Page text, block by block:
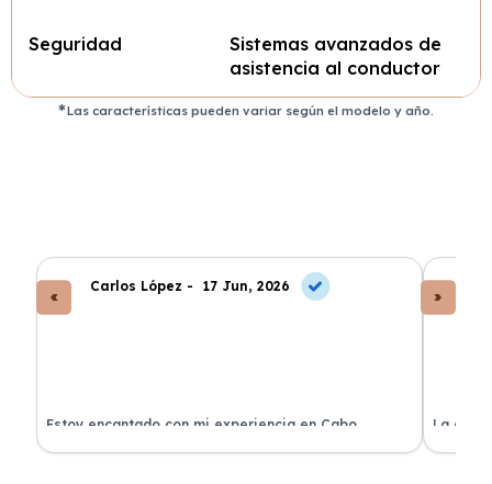
Seguridad
Sistemas avanzados de
asistencia al conductor
Las características pueden variar según el modelo y año.
Carlos López - 17 Jun, 2026
Estoy encantado con mi experiencia en Cabo
Renting. El coche llegó en perfectas condiciones y sin
La
de